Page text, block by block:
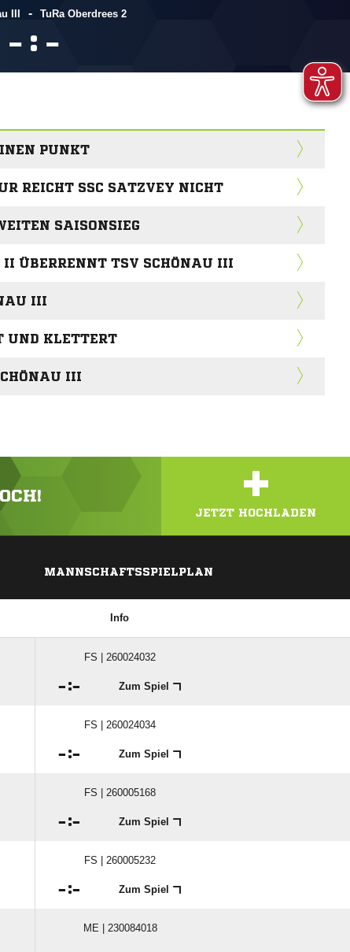
III
- TuRa Oberdrees 2
 : 
PUNKT
REICHT SSC SATZVEY NICHT
SAISONSIEG
II ÜBERRENNT TSV SCHÖNAU III
III
UND KLETTERT
III
+
JETZT HOCHLADEN
MANNSCHAFTSSPIELPLAN
Info
FS | 260024032
: Zum Spiel
FS | 260024034
: Zum Spiel
FS | 260005168
: Zum Spiel
FS | 260005232
: Zum Spiel
ME | 230084018